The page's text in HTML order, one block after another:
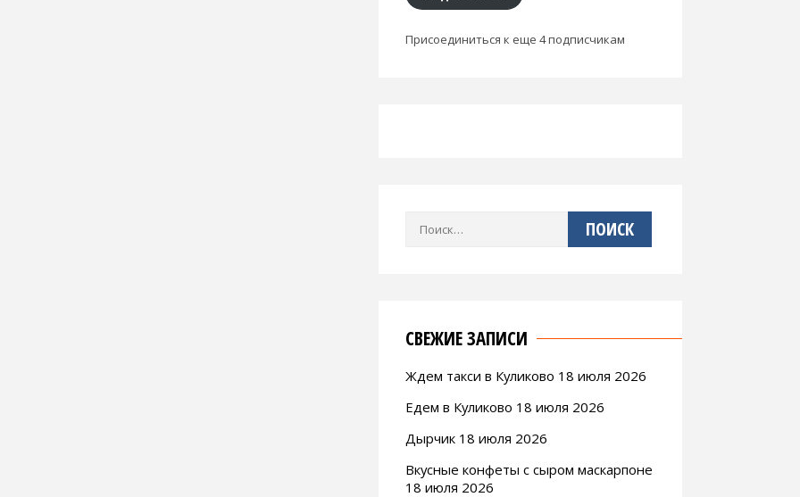
Присоединиться к еще 4 подписчикам
СВЕЖИЕ ЗАПИСИ
Ждем такси в Куликово 18 июля 2026
Едем в Куликово 18 июля 2026
Дырчик 18 июля 2026
Вкусные конфеты с сыром маскарпоне
18 июля 2026